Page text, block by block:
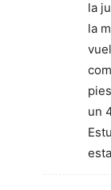
la
la
un